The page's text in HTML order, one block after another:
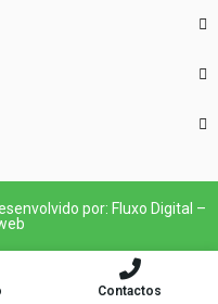
Contactos
por: Fluxo Digital –